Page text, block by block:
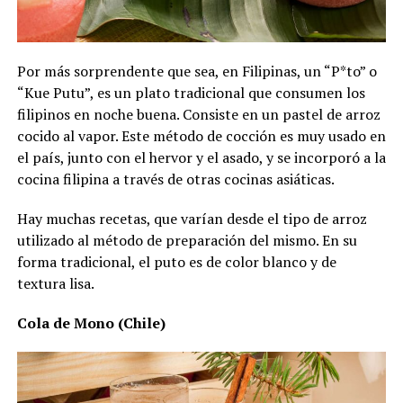
Por más sorprendente que sea, en Filipinas, un “P*to” o
“Kue Putu”, es un plato tradicional que consumen los
filipinos en noche buena. Consiste en un pastel de arroz
cocido al vapor. Este método de cocción es muy usado en
el país, junto con el hervor y el asado, y se incorporó a la
cocina filipina a través de otras cocinas asiáticas.
Hay muchas recetas, que varían desde el tipo de arroz
utilizado al método de preparación del mismo. En su
forma tradicional, el puto es de color blanco y de
textura lisa.
Cola de Mono (Chile)